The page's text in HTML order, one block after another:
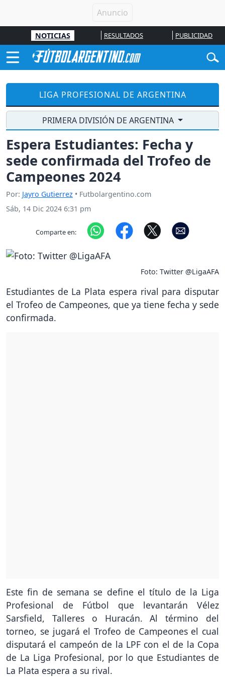
NOTICIAS RESULTADOS PUBLICIDAD
LIGA PROFESIONAL DE ARGENTINA
PRIMERA DIVISIÓN DE ARGENTINA
Espera Estudiantes: Fecha y
sede confirmada del Trofeo de
Campeones 2024
Por: Jayro Gutierrez • Futbolargentino.com
Sáb, 14 Dic 2024 6:31 pm
Comparte en:
Foto: Twitter @LigaAFA
Estudiantes de La Plata espera rival para disputar
el Trofeo de Campeones, que ya tiene fecha y sede
confirmada.
Este fin de semana se define el título de la Liga
Profesional de Fútbol que levantarán Vélez
Sarsfield, Talleres o Huracán. Al término del
torneo, se jugará el Trofeo de Campeones el cual
disputará el campeón de la LPF con el de la Copa
de La Liga Profesional, por lo que Estudiantes de
La Plata espera a su rival.